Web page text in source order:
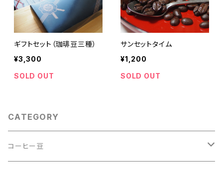
ギフトセット（珈琲豆三種）
¥3,300
SOLD OUT
サンセットタイム
¥1,200
SOLD OUT
CATEGORY
コーヒー豆